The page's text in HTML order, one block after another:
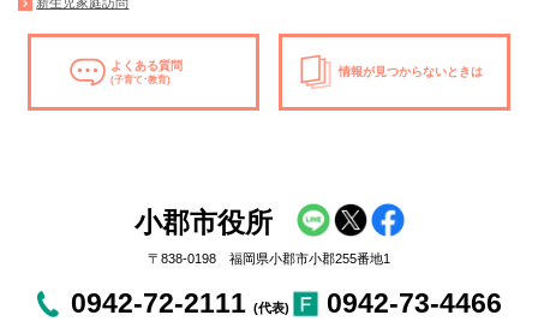
新生児家庭訪問
よくある質問
(子育て･教育)
情報が見つからないときは
小郡市役所
〒838-0198 福岡県小郡市小郡255番地1
0942-72-2111 (代表) 0942-73-4466